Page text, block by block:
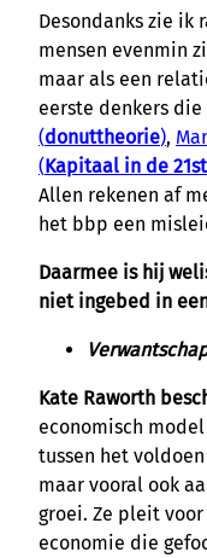
Desondanks zie ik
mensen evenmin
maar als een
eerste denkers
(donuttheorie),
(Kapitaal in de
Allen rekenen af
het bbp een
Daarmee is hij
niet ingebed in
Kate Raworth
economisch
tussen het
maar vooral ook
groei. Ze pleit
economie die